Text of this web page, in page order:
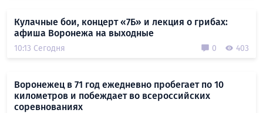
Кулачные бои, концерт «7Б» и лекция о грибах:
афиша Воронежа на выходные
10:13 Сегодня 0 403
Воронежец в 71 год ежедневно пробегает по 10
километров и побеждает во всероссийских
соревнованиях